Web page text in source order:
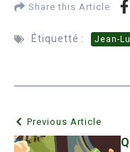
Share this Article
Étiquetté : Jean-
Previous Article